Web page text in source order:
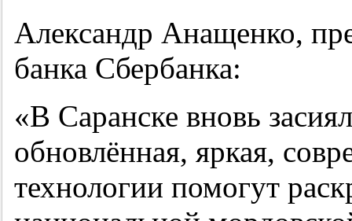
Александр Анащенко,
банка Сбербанка:
«В Саранске вновь
обновлённая, яркая,
технологии помогут